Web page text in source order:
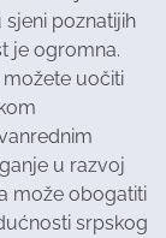
poznatijih
je ogromna.
možete uočiti
u razvoj
može obogatiti
srpskog